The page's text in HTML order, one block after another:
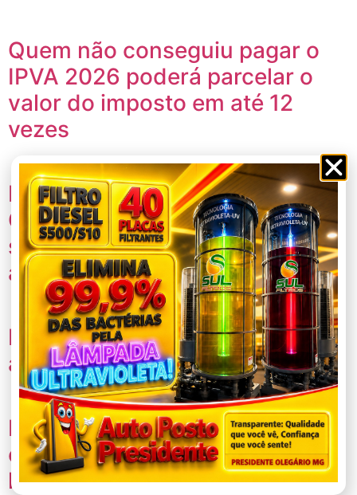
Quem não conseguiu pagar o
IPVA 2026 poderá parcelar o
valor do imposto em até 12
vezes
Homem fica ferido após cair na
Cachoeira da Taboca e mobiliza
socorro em local de difícil
acesso
Romeu Zema é denunciado por
ataques a Gilmar Mendes
Hipertensão: doença silenciosa
exige atenção e mudanças de
hábitos